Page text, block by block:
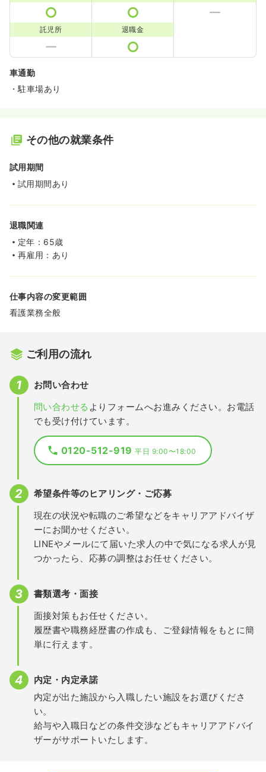
託児所 退職金
車通勤
・駐車場あり
その他の就業条件
試用期間
試用期間あり
退職関連
定年：65歳
再雇用：あり
仕事内容の変更範囲
看護業務全般
ご利用の流れ
お問い合わせ
問い合わせる よりフォームへお進みください。お電話
でも受け付けています。
0120-512-919平日 9:00〜18:00
希望条件等のヒアリング・ご応募
現在の状況や転職のご希望などをキャリアアドバイザ
ーにお聞かせください。
LINEやメールにて届いた求人の中で気になる求人が見
つかったら、応募の調整はお任せください。
書類選考・面接
面接対策もお任せください。
履歴書や職務経歴書の作成も、ご登録情報をもとに簡
単に行えます。
内定・内定承諾
内定が出た施設から入職したい施設をお選びくださ
い。
給与や入職日などの条件交渉などもキャリアアドバイ
ザーがサポートいたします。